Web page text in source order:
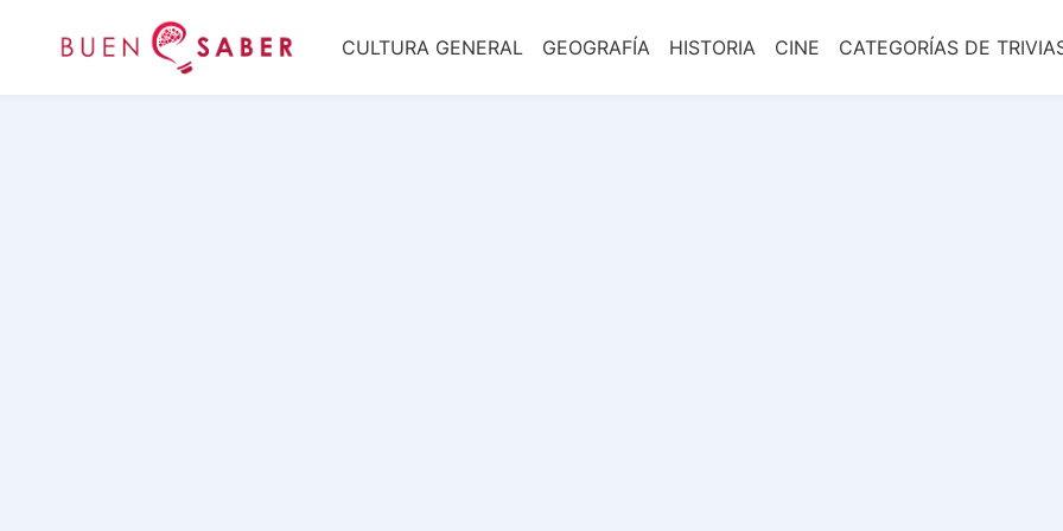
CULTURA GENERAL GEOGRAFÍA HISTORIA CINE CATEGORÍAS DE